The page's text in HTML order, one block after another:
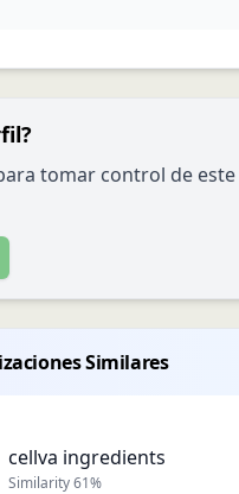
tomar control de
Similares
cellva ingredients
Similarity61%